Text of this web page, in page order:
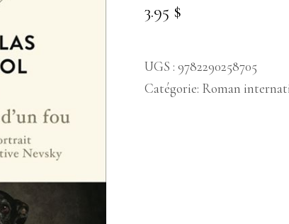
3.95 $
UGS : 9782290258705
Catégorie: Roman